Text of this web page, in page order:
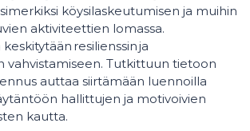
köysilaskeutumisen ja muihin
aktiviteettien lomassa.
resilienssin ja
vahvistamiseen. Tutkittuun tietoon
auttaa siirtämään luennoilla
hallittujen ja motivoivien
kautta.